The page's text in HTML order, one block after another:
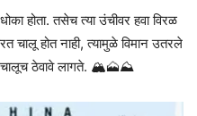
होता. तसेच त्या उंचीवर हवा विरळ
चालू होत नाही, त्यामुळे विमान उतरले
चालूच ठेवावे लागते. 🏔️🗻⛰️